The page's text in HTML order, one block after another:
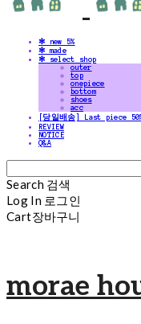
✻ new 5%
✻ made
✻ select shop
outer
top
onepiece
bottom
shoes
acc
[당일배송] Last piece
REVIEW
NOTICE
Q&A
Search 검색
Log In 로그인
Cart장바구니
morae